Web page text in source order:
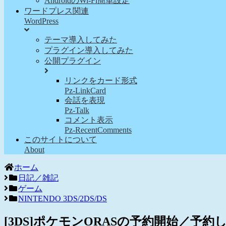
ワードプレス関連
WordPress
テーマ導入してみた
プラグイン導入してみた
公開プラグイン
リンクをカード形式
Pz-LinkCard
会話を表現
Pz-Talk
コメント表示
Pz-RecentComments
このサイトについて
About
ホーム
日記／雑記
ゲーム
NINTENDO 3DS/2DS/DS
[3DS]ポケモンORASの予約開始／予約